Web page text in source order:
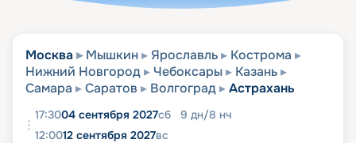
Москва Мышкин Ярославль
Кострома
Нижний Новгород
Чебоксары
Казань
Самара
Саратов Волгоград Астрахань
17:3004 сентября 2027сб 9 дн/8 нч
12:0012 сентября 2027вс